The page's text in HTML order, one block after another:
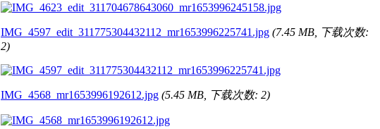
IMG_4597_edit_311775304432112_mr1653996225741.jpg (7.45 MB, 下载次数:
2)
IMG_4568_mr1653996192612.jpg (5.45 MB, 下载次数: 2)